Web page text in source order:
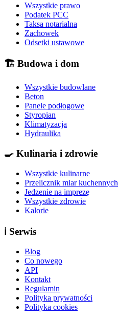
Wszystkie prawo
Podatek PCC
Taksa notarialna
Zachowek
Odsetki ustawowe
🏗️ Budowa i dom
Wszystkie budowlane
Beton
Panele podłogowe
Styropian
Klimatyzacja
Hydraulika
🍳 Kulinaria i zdrowie
Wszystkie kulinarne
Przelicznik miar kuchennych
Jedzenie na imprezę
Wszystkie zdrowie
Kalorie
ℹ️ Serwis
Blog
Co nowego
API
Kontakt
Regulamin
Polityka prywatności
Polityka cookies